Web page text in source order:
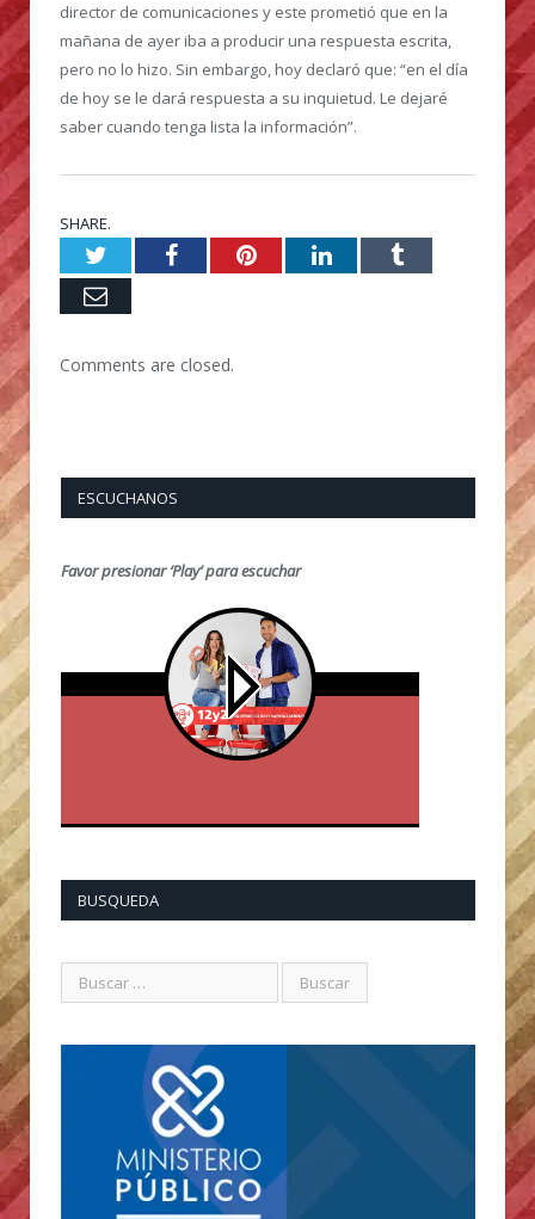
director de comunicaciones y este prometió que en la
mañana de ayer iba a producir una respuesta escrita,
pero no lo hizo. Sin embargo, hoy declaró que: “en el día
de hoy se le dará respuesta a su inquietud. Le dejaré
saber cuando tenga lista la información”.
SHARE.
TwitterFacebookPinterestLinkedInTumblr
Email
Comments are closed.
ESCUCHANOS
Favor presionar ‘Play’ para escuchar
BUSQUEDA